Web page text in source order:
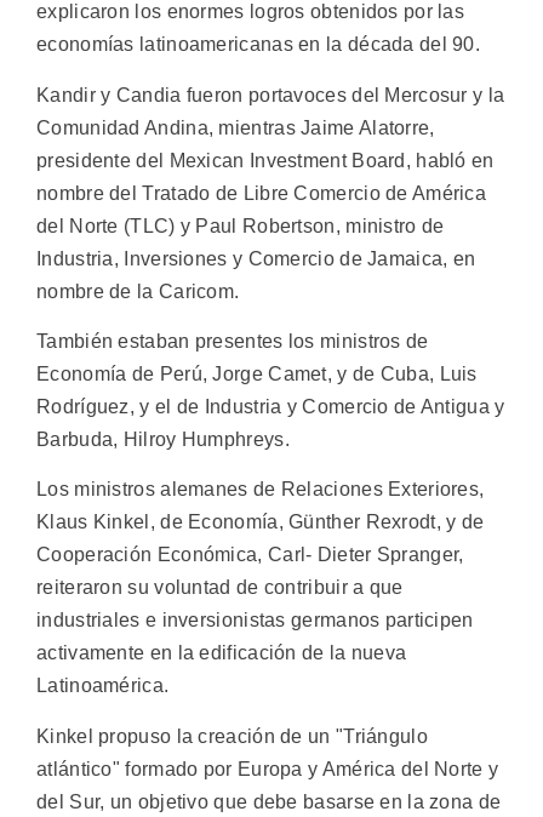
explicaron los enormes logros obtenidos por las
economías latinoamericanas en la década del 90.
Kandir y Candia fueron portavoces del Mercosur y la
Comunidad Andina, mientras Jaime Alatorre,
presidente del Mexican Investment Board, habló en
nombre del Tratado de Libre Comercio de América
del Norte (TLC) y Paul Robertson, ministro de
Industria, Inversiones y Comercio de Jamaica, en
nombre de la Caricom.
También estaban presentes los ministros de
Economía de Perú, Jorge Camet, y de Cuba, Luis
Rodríguez, y el de Industria y Comercio de Antigua y
Barbuda, Hilroy Humphreys.
Los ministros alemanes de Relaciones Exteriores,
Klaus Kinkel, de Economía, Günther Rexrodt, y de
Cooperación Económica, Carl- Dieter Spranger,
reiteraron su voluntad de contribuir a que
industriales e inversionistas germanos participen
activamente en la edificación de la nueva
Latinoamérica.
Kinkel propuso la creación de un "Triángulo
atlántico" formado por Europa y América del Norte y
del Sur, un objetivo que debe basarse en la zona de